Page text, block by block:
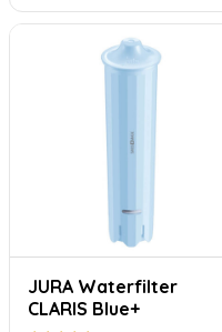
JURA Waterfilter
CLARIS Blue+